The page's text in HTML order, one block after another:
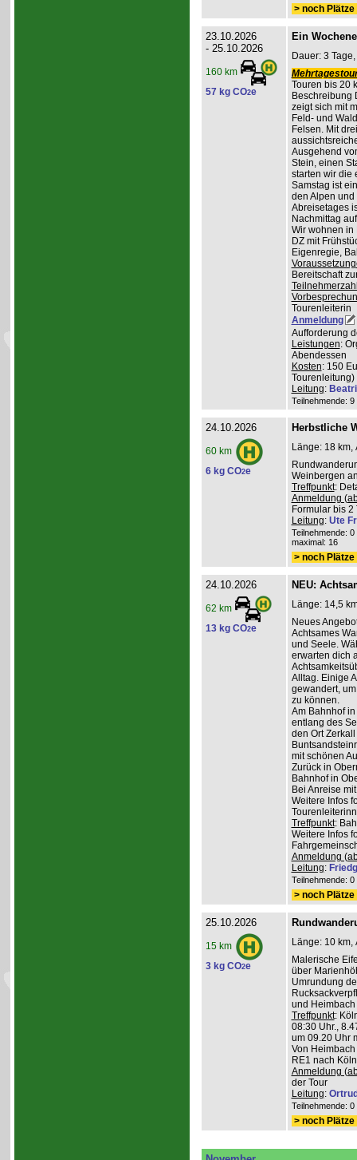
> noch
23.10.2026
- 25.10.2026
160 km
57 kg CO2e
Ein
Dauer: 3
Touren bis 20
Beschreibung
zeigt sich mit
Feld- und
Felsen. Mit
Ausgehend
Stein, einen
starten wir die
Samstag ist
den Alpen
Abreisetages
Nachmittag
Wir wohnen in
DZ mit
Eigenregie,
Bereitschaft
Tourenleiterin
Anmeldung
Aufforderung
Leistungen:
Abendessen
Kosten: 150
Tourenleitung)
Leitung:
Teilnehmende:
24.10.2026
60 km
6 kg CO2e
Herbstliche
Länge: 18 km,
Weinbergen
Treffpunkt:
Anmeldung
Formular bis 2
Leitung: Ute
Teilnehmende:
maximal: 16
> noch
24.10.2026
62 km
13 kg CO2e
NEU:
Länge: 14,5
Neues
Achtsames
und Seele.
erwarten dich
Alltag. Einige
gewandert,
zu können.
Am Bahnhof
entlang des
den Ort
mit schönen
Zurück in
Bahnhof in
Bei Anreise
Weitere Infos
Treffpunkt:
Weitere Infos
Anmeldung
Leitung:
Teilnehmende:
> noch
25.10.2026
15 km
3 kg CO2e
Länge: 10 km,
Malerische
über
Umrundung
und
Treffpunkt:
08:30 Uhr.,
um 09.20 Uhr
Von
RE1 nach
Anmeldung
der Tour
Leitung:
Teilnehmende:
> noch